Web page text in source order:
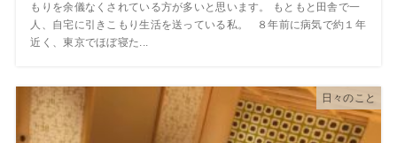
もりを余儀なくされている方が多いと思います。 もともと田舎で一
人、自宅に引きこもり生活を送っている私。 ８年前に病気で約１年
近く、東京でほぼ寝た...
日々のこと